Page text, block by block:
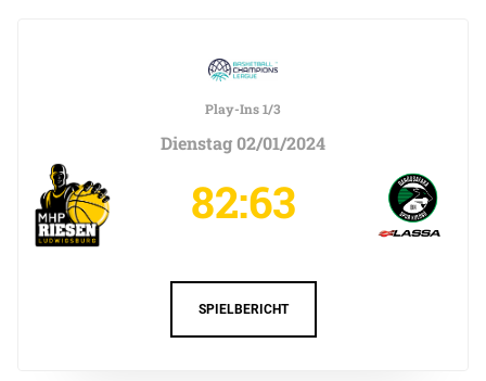
Play-Ins 1/3
Dienstag 02/01/2024
82:63
SPIELBERICHT